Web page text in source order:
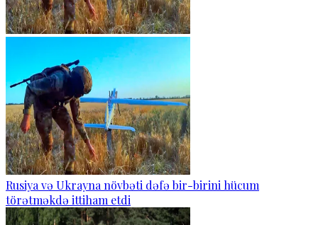
Rusiya və Ukrayna növbəti dəfə bir-birini hücum
törətməkdə ittiham etdi